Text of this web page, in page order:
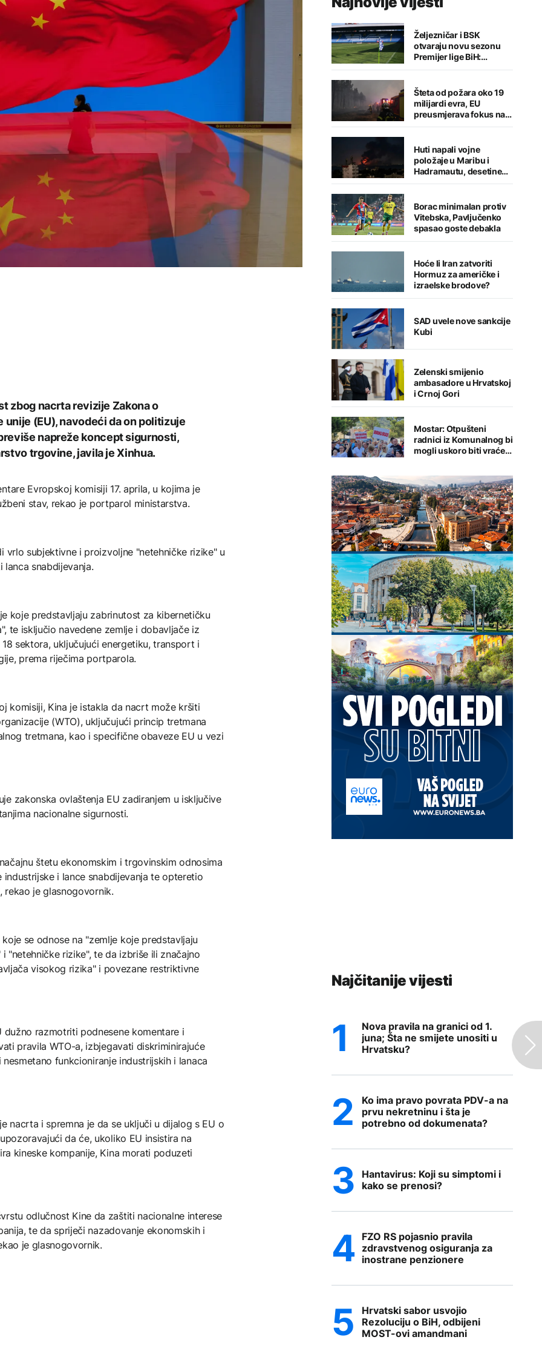
zbog nacrta revizije Zakona o
(EU), navodeći da on politizuje
napreže koncept sigurnosti,
trgovine, javila je Xinhua.
Evropskoj komisiji 17. aprila, u kojima je
stav, rekao je portparol ministarstva.
vrlo subjektivne i proizvoljne "netehničke rizike" u
snabdijevanja.
koje predstavljaju zabrinutost za kibernetičku
te isključio navedene zemlje i dobavljače iz
sektora, uključujući energetiku, transport i
prema riječima portparola.
komisiji, Kina je istakla da nacrt može kršiti
(WTO), uključujući princip tretmana
tretmana, kao i specifične obaveze EU u vezi
zakonska ovlaštenja EU zadiranjem u isključive
nacionalne sigurnosti.
štetu ekonomskim i trgovinskim odnosima
i lance snabdijevanja te opteretio
rekao je glasnogovornik.
se odnose na "zemlje koje predstavljaju
"netehničke rizike", te da izbriše ili značajno
visokog rizika" i povezane restriktivne
razmotriti podnesene komentare i
pravila WTO-a, izbjegavati diskriminirajuće
funkcioniranje industrijskih i lanaca
nacrta i spremna je da se uključi u dijalog s EU o
da će, ukoliko EU insistira na
kineske kompanije, Kina morati poduzeti
odlučnost Kine da zaštiti nacionalne interese
te da spriječi nazadovanje ekonomskih i
je glasnogovornik.
Željezničar i BSK
otvaraju novu sezonu
Premijer lige BiH:
Sarajlije u problemima,
Šteta od požara oko 19
milijardi evra, EU
preusmjerava fokus na
prevenciju
Huti napali vojne
položaje u Maribu i
Hadramautu, desetine
stradalih
Borac minimalan protiv
Vitebska, Pavljučenko
spasao goste debakla
Hoće li Iran zatvoriti
Hormuz za američke i
izraelske brodove?
SAD uvele nove sankcije
Kubi
Zelenski smijenio
ambasadore u Hrvatskoj
i Crnoj Gori
Mostar: Otpušteni
radnici iz Komunalnog bi
mogli uskoro biti vraćeni
Najčitanije vijesti
Nova pravila na granici od 1.
juna; Šta ne smijete unositi u
Hrvatsku?
Ko ima pravo povrata PDV-a na
prvu nekretninu i šta je
potrebno od dokumenata?
Hantavirus: Koji su simptomi i
kako se prenosi?
FZO RS pojasnio pravila
zdravstvenog osiguranja za
inostrane penzionere
Hrvatski sabor usvojio
Rezoluciju o BiH, odbijeni
MOST-ovi amandmani